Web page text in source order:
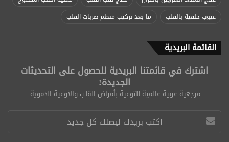
عيوب خلقية بالقلب
ما بعد تركيب منظم ضربات القلب
القائمة البريدية
اشترك في قائمتنا البريدية للحصول على التحديثات
الجديدة!
مرجعية عربية عالمية للتوعية بأمراض القلب والأوعية الدموية.